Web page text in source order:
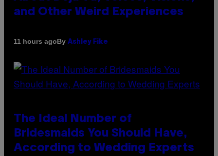
and Other Weird Experiences
11 hours agoBy Ashley Fike
The Ideal Number of
Bridesmaids You Should Have,
According to Wedding Experts